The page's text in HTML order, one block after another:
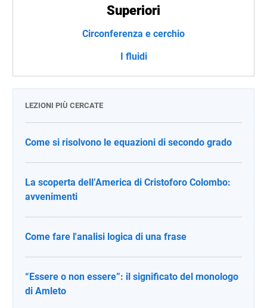
Superiori
Circonferenza e cerchio
I fluidi
LEZIONI PIÙ CERCATE
Come si risolvono le equazioni di secondo grado
La scoperta dell’America di Cristoforo Colombo:
avvenimenti
Come fare l'analisi logica di una frase
“Essere o non essere”: il significato del monologo
di Amleto